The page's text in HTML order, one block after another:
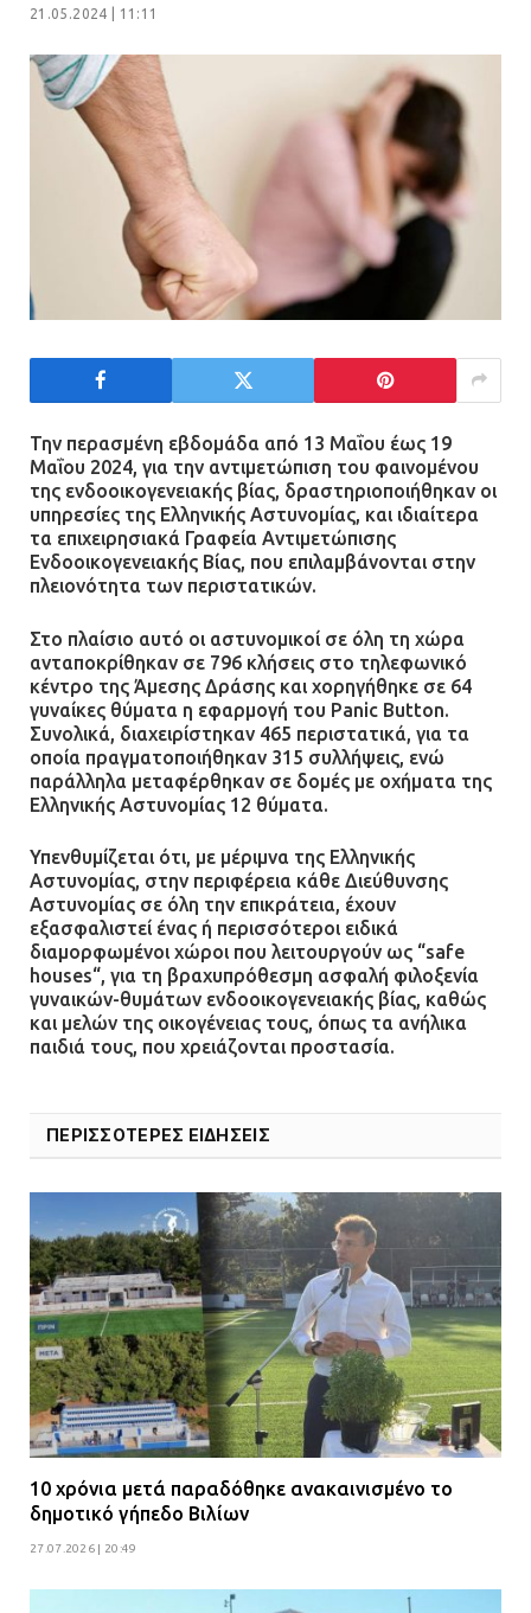
και ασφαλή παιδική χαρά
13.07.2026 | 21:21
Τηλεφωνικές απάτες με λεία
130.000 ευρώ στην Αττική
13.07.2026 | 20:44
τους σοβαρά εγκαυματίες της
μεγάλης έκρηξης στο εργοστάσιο
Άργος: Στη φυλακή οι δύο
αστυνομικοί για τους
πυροβολισμούς κατά του 20χρονου
με αναπηρία
Ένα πουλί «υπεύθυνο» για την
πρωινή διακοπή ρεύματος στη
Μάνδρα
09.07.2026 | 11:12
Ασπρόπυργο – Ήχησε το 112
09.07.2026 | 09:19
Δίωξη για απόπειρα
ανθρωποκτονίας στους δύο
αστυνομικούς
Ομαδικός βιασμός 19χρονης στο
πρότεινε την αθώωση των
αστυνομικών
08.07.2026 | 16:24
Ο δήμαρχος Μάνδρας δώρισε όλους
τους μισθούς του 2025 στο Θριάσιο
για μηχάνημα καρδιολογικών
επεμβάσεων
08.07.2026 | 15:02
ΔΗΜΟΣ ΜΑΝΔΡΑΣ ΕΙΔΥΛΛΙΑΣ: Δύο
νέα πολυδύναμα οχήματα 4×4
21.05.2024 | 11:11
Την περασμένη εβδομάδα από 13 Μαΐου έως 19
Μαΐου 2024, για την αντιμετώπιση του φαινομένου
της ενδοοικογενειακής βίας, δραστηριοποιήθηκαν οι
υπηρεσίες της Ελληνικής Αστυνομίας, και ιδιαίτερα
τα επιχειρησιακά Γραφεία Αντιμετώπισης
Ενδοοικογενειακής Βίας, που επιλαμβάνονται στην
πλειονότητα των περιστατικών.
Στο πλαίσιο αυτό οι αστυνομικοί σε όλη τη χώρα
ανταποκρίθηκαν σε 796 κλήσεις στο τηλεφωνικό
κέντρο της Άμεσης Δράσης και χορηγήθηκε σε 64
γυναίκες θύματα η εφαρμογή του Panic Button.
Συνολικά, διαχειρίστηκαν 465 περιστατικά, για τα
οποία πραγματοποιήθηκαν 315 συλλήψεις, ενώ
παράλληλα μεταφέρθηκαν σε δομές με οχήματα της
Ελληνικής Αστυνομίας 12 θύματα.
Υπενθυμίζεται ότι, με μέριμνα της Ελληνικής
Αστυνομίας, στην περιφέρεια κάθε Διεύθυνσης
Αστυνομίας σε όλη την επικράτεια, έχουν
εξασφαλιστεί ένας ή περισσότεροι ειδικά
διαμορφωμένοι χώροι που λειτουργούν ως “safe
houses“, για τη βραχυπρόθεσμη ασφαλή φιλοξενία
γυναικών-θυμάτων ενδοοικογενειακής βίας, καθώς
και μελών της οικογένειας τους, όπως τα ανήλικα
παιδιά τους, που χρειάζονται προστασία.
ΠΕΡΙΣΣΟΤΕΡΕΣ ΕΙΔΗΣΕΙΣ
10 χρόνια μετά παραδόθηκε ανακαινισμένο το
δημοτικό γήπεδο Βιλίων
27.07.2026 | 20:49